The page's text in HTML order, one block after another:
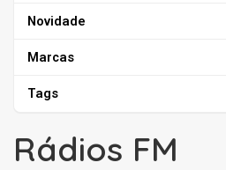
Novidade
Marcas
Tags
Rádios FM